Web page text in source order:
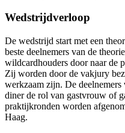
Wedstrijdverloop
De wedstrijd start met een
beste deelnemers van de
wildcardhouders door naar de
Zij worden door de vakjury
werkzaam zijn. De
diner de rol van gastvrouw of
praktijkronden worden
Haag.